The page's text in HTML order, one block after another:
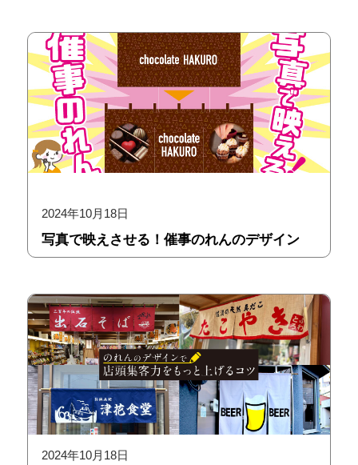
2024年10月18日
写真で映えさせる！催事のれんのデザイン
2024年10月18日